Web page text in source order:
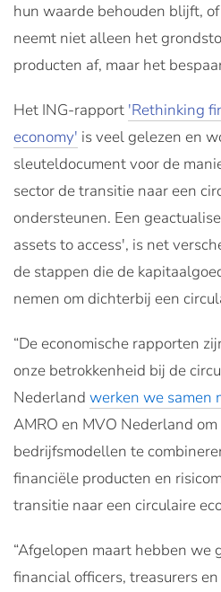
hun waarde behouden blijft,
neemt niet alleen het
producten af, maar het
Het ING-rapport 'Rethinking
economy' is veel gelezen en
sleuteldocument voor de
sector de transitie naar een
ondersteunen. Een
assets to access', is net
de stappen die de
nemen om dichterbij een
“De economische rapporten
onze betrokkenheid bij de
Nederland werken we samen
AMRO en MVO Nederland
bedrijfsmodellen te
financiële producten en
transitie naar een circulaire
“Afgelopen maart hebben we
financial officers, treasurers